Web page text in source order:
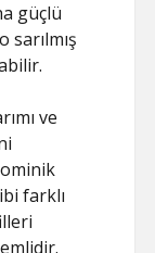
güçlü
ve
farklı